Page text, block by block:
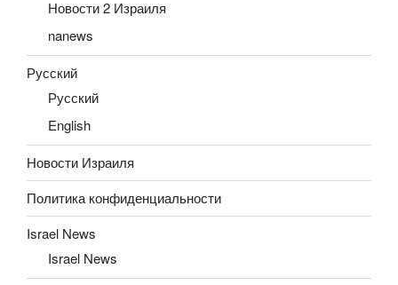
Новости 2 Израиля
nanews
Русский
Русский
English
Новости Израиля
Политика конфиденциальности
Israel News
Israel News